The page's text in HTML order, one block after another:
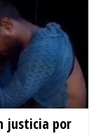
justicia por